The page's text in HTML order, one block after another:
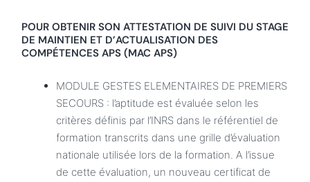
POUR OBTENIR SON ATTESTATION DE SUIVI DU STAGE
DE MAINTIEN ET D’ACTUALISATION DES
COMPÉTENCES APS (MAC APS)
MODULE GESTES ELEMENTAIRES DE PREMIERS
SECOURS : l’aptitude est évaluée selon les
critères définis par l’INRS dans le référentiel de
formation transcrits dans une grille d’évaluation
nationale utilisée lors de la formation. A l’issue
de cette évaluation, un nouveau certificat de